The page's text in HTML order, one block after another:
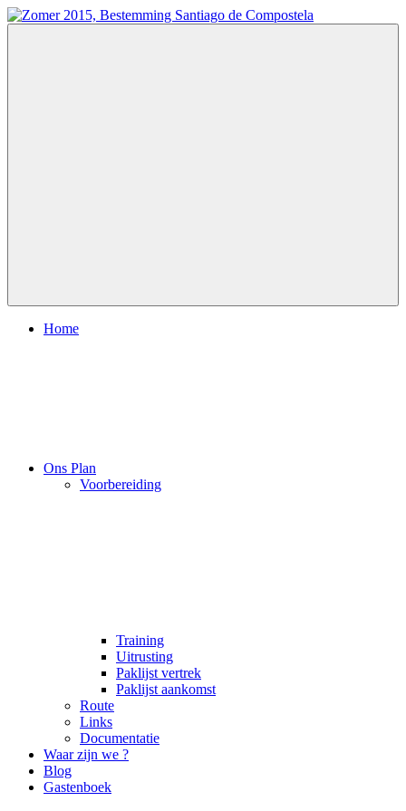
Ga
naar
Home
Ons Plan
Voorbereiding
Training
Uitrusting
Paklijst vertrek
Paklijst aankomst
Route
Links
Documentatie
Waar zijn we ?
Blog
Gastenboek